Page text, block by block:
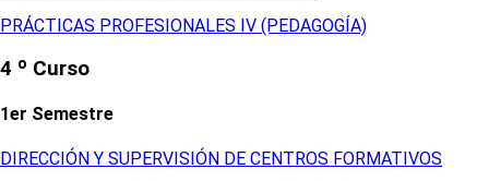
PRÁCTICAS PROFESIONALES IV (PEDAGOGÍA)
4 º Curso
1er Semestre
DIRECCIÓN Y SUPERVISIÓN DE CENTROS FORMATIVOS